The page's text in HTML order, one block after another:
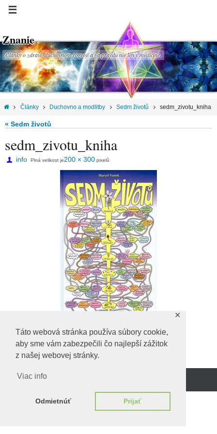
Táto webová stránka používa súbory cookie,
aby sme vám zabezpečili čo najlepší zážitok
z našej webovej stránky.
Viac info
Odmietnúť Prijať
✕
Znanie
Články o zdraví, duchovnom rozvoji a za pravdu nie len v medicíne.
Články Duchovno a modlitby Sedm životů sedm_zivotu_kniha
« Sedm životů
sedm_zivotu_kniha
info Plná velikost je200 × 300 pixelů
Predchadzajúci obrázok